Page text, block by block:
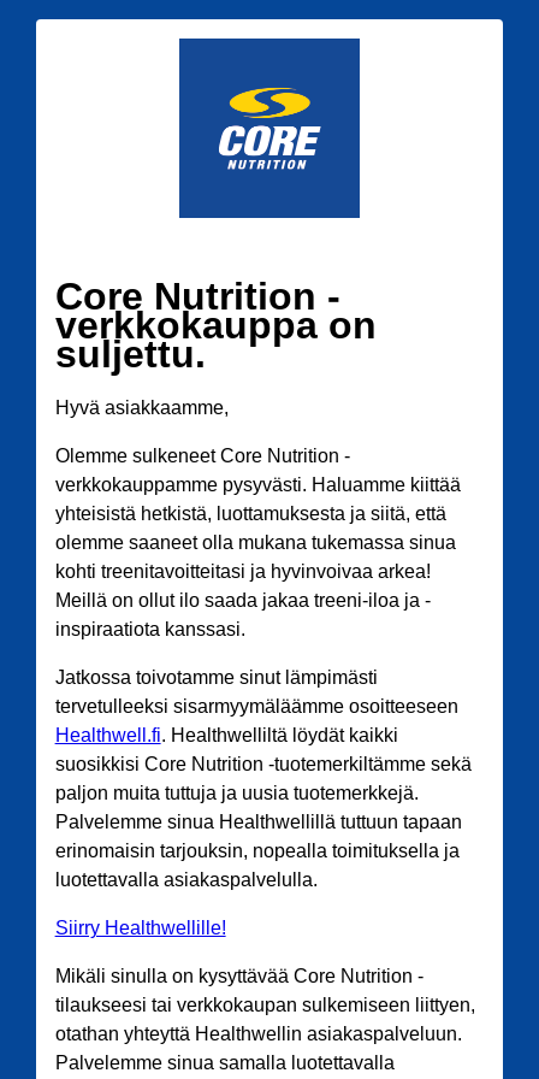
Core Nutrition -
verkkokauppa on
suljettu.
Hyvä asiakkaamme,
Olemme sulkeneet Core Nutrition -
verkkokauppamme pysyvästi. Haluamme kiittää
yhteisistä hetkistä, luottamuksesta ja siitä, että
olemme saaneet olla mukana tukemassa sinua
kohti treenitavoitteitasi ja hyvinvoivaa arkea!
Meillä on ollut ilo saada jakaa treeni-iloa ja -
inspiraatiota kanssasi.
Jatkossa toivotamme sinut lämpimästi
tervetulleeksi sisarmyymäläämme osoitteeseen
Healthwell.fi. Healthwelliltä löydät kaikki
suosikkisi Core Nutrition -tuotemerkiltämme sekä
paljon muita tuttuja ja uusia tuotemerkkejä.
Palvelemme sinua Healthwellillä tuttuun tapaan
erinomaisin tarjouksin, nopealla toimituksella ja
luotettavalla asiakaspalvelulla.
Siirry Healthwellille!
Mikäli sinulla on kysyttävää Core Nutrition -
tilaukseesi tai verkkokaupan sulkemiseen liittyen,
otathan yhteyttä Healthwellin asiakaspalveluun.
Palvelemme sinua samalla luotettavalla